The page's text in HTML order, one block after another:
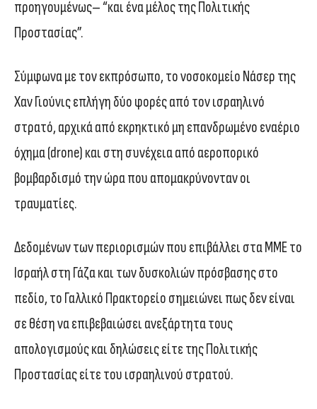
προηγουμένως– “και ένα μέλος της Πολιτικής
Προστασίας”.
Σύμφωνα με τον εκπρόσωπο, το νοσοκομείο Νάσερ της
Χαν Γιούνις επλήγη δύο φορές από τον ισραηλινό
στρατό, αρχικά από εκρηκτικό μη επανδρωμένο εναέριο
όχημα (drone) και στη συνέχεια από αεροπορικό
βομβαρδισμό την ώρα που απομακρύνονταν οι
τραυματίες.
Δεδομένων των περιορισμών που επιβάλλει στα ΜΜΕ το
Ισραήλ στη Γάζα και των δυσκολιών πρόσβασης στο
πεδίο, το Γαλλικό Πρακτορείο σημειώνει πως δεν είναι
σε θέση να επιβεβαιώσει ανεξάρτητα τους
απολογισμούς και δηλώσεις είτε της Πολιτικής
Προστασίας είτε του ισραηλινού στρατού.